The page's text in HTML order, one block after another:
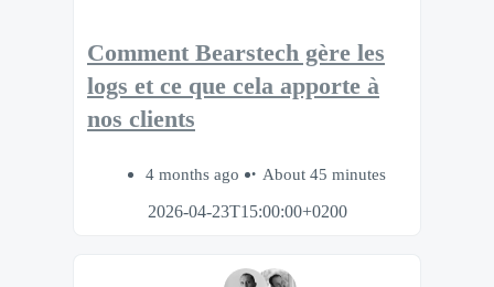
Comment Bearstech gère les
logs et ce que cela apporte à
nos clients
4 months ago
About 45 minutes
2026-04-23T15:00:00+0200